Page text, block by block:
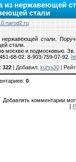
из нержавеющей
стали
стали.
стали.
москве и подмосковью. Зв.
68-02. 8-903-759-07-92.
: 322 | Добавил: kuhni30 |
: 0
Добавлять комментарии
[